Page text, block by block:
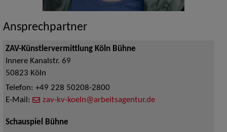
Ansprechpartner
ZAV-Künstlervermittlung Köln Bühne
Innere Kanalstr. 69
50823 Köln
Telefon: +49 228 50208-2800
E-Mail:
zav-kv-koeln@arbeitsagentur.de
Schauspiel Bühne